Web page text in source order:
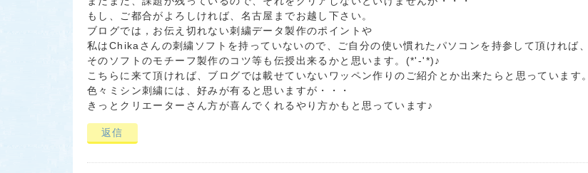
もし、ご都合がよろしければ、名古屋までお越し下さい。
ブログでは，お伝え切れない刺繍データ製作のポイントや
私はChikaさんの刺繍ソフトを持っていないので、ご自分の使い慣れたパソコンを持参して頂ければ、
そのソフトのモチーフ製作のコツ等も伝授出来るかと思います。(*'-'*)♪
こちらに来て頂ければ、ブログでは載せていないワッペン作りのご紹介とか出来たらと思っています。
色々ミシン刺繍には、好みが有ると思いますが・・・
きっとクリエーターさん方が喜んでくれるやり方かもと思っています♪
返信